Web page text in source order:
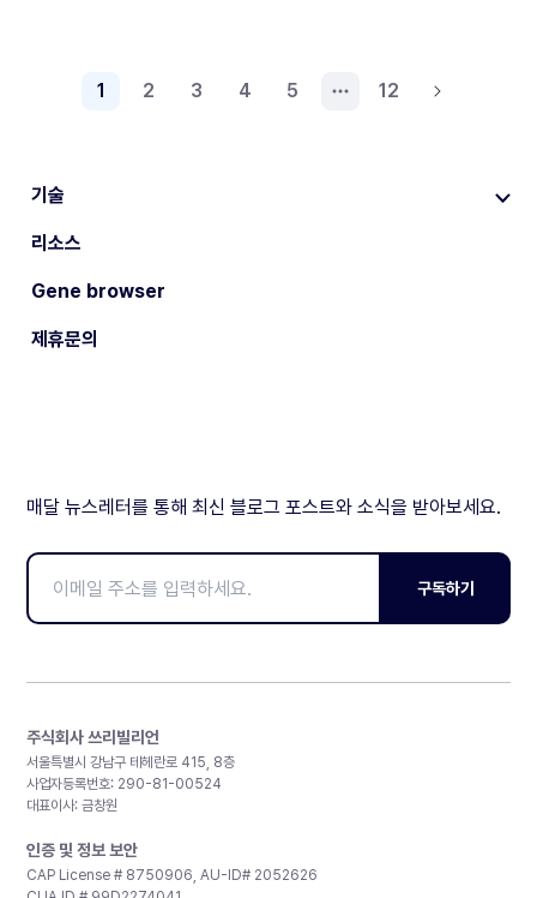
1 2 3 4 5 12
기술
리소스
Gene browser
제휴문의
매달 뉴스레터를 통해 최신 블로그 포스트와 소식을 받아보세요.
구독하기
주식회사 쓰리빌리언
서울특별시 강남구 테헤란로 415, 8층
사업자등록번호: 290-81-00524
대표이사: 금창원
인증 및 정보 보안
CAP License # 8750906, AU-ID# 2052626